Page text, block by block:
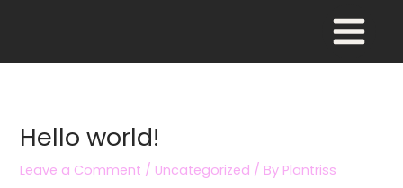
Main
Menu
Hello world!
Leave a Comment / Uncategorized / By Plantriss